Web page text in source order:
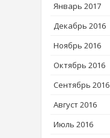
Январь 2017
Декабрь 2016
Ноябрь 2016
Октябрь 2016
Сентябрь 2016
Август 2016
Июль 2016